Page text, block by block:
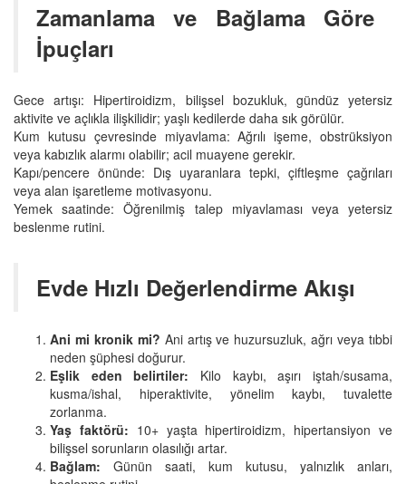
Zamanlama ve Bağlama Göre
İpuçları
Gece artışı: Hipertiroidizm, bilişsel bozukluk, gündüz yetersiz
aktivite ve açlıkla ilişkilidir; yaşlı kedilerde daha sık görülür.
Kum kutusu çevresinde miyavlama: Ağrılı işeme, obstrüksiyon
veya kabızlık alarmı olabilir; acil muayene gerekir.
Kapı/pencere önünde: Dış uyaranlara tepki, çiftleşme çağrıları
veya alan işaretleme motivasyonu.
Yemek saatinde: Öğrenilmiş talep miyavlaması veya yetersiz
beslenme rutini.
Evde Hızlı Değerlendirme Akışı
Ani mi kronik mi? Ani artış ve huzursuzluk, ağrı veya tıbbi
neden şüphesi doğurur.
Eşlik eden belirtiler: Kilo kaybı, aşırı iştah/susama,
kusma/ishal, hiperaktivite, yönelim kaybı, tuvalette
zorlanma.
Yaş faktörü: 10+ yaşta hipertiroidizm, hipertansiyon ve
bilişsel sorunların olasılığı artar.
Bağlam: Günün saati, kum kutusu, yalnızlık anları,